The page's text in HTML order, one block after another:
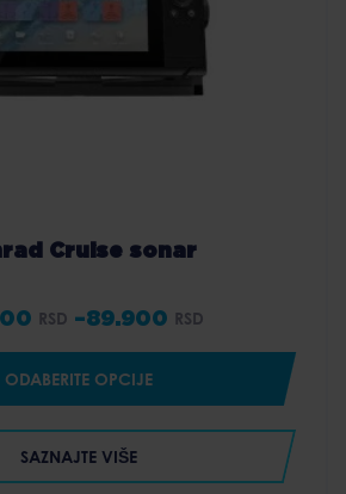
Cruise sonar
RSD –89.900 RSD
Price
range:
61.800 RSD
through
89.900 RSD
ODABERITE OPCIJE
SAZNAJTE VIŠE